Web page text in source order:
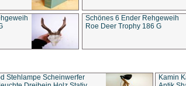
Schönes 6 Ender Rehgeweih
Roe Deer Trophy 186 G
Stehlampe Scheinwerfer
Kamin